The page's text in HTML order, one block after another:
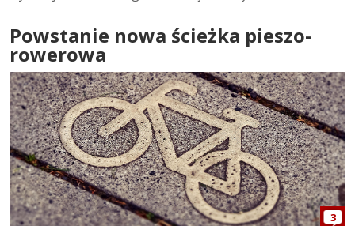
Powstanie nowa ścieżka pieszo-
rowerowa
3